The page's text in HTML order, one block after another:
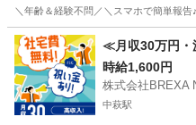
＼年齢＆経験不問／＼スマホで簡単報
愛媛 松山市 その他
≪月収30万円・
時給1,600円
株式会社BREXA
中萩駅